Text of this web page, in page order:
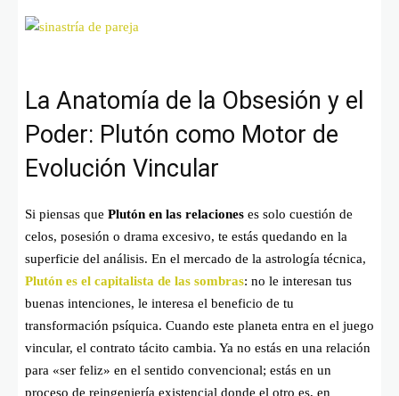
La Anatomía de la Obsesión y el
Poder: Plutón como Motor de
Evolución Vincular
Si piensas que Plutón en las relaciones es solo cuestión de
celos, posesión o drama excesivo, te estás quedando en la
superficie del análisis. En el mercado de la astrología técnica,
Plutón es el capitalista de las sombras: no le interesan tus
buenas intenciones, le interesa el beneficio de tu
transformación psíquica. Cuando este planeta entra en el juego
vincular, el contrato tácito cambia. Ya no estás en una relación
para «ser feliz» en el sentido convencional; estás en un
proceso de reingeniería existencial donde el otro es, en